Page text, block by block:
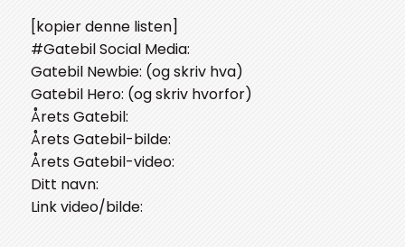
[kopier denne listen]
#Gatebil Social Media:
Gatebil Newbie: (og skriv hva)
Gatebil Hero: (og skriv hvorfor)
Årets Gatebil:
Årets Gatebil-bilde:
Årets Gatebil-video:
Ditt navn:
Link video/bilde: